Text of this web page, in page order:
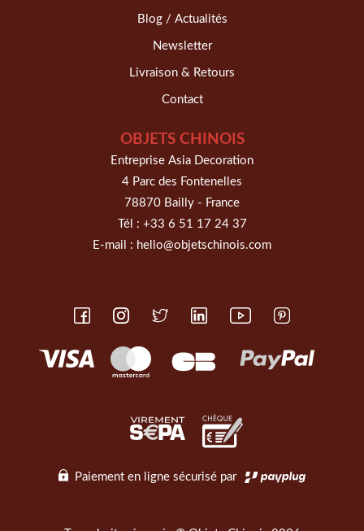
Blog / Actualités
Newsletter
Livraison & Retours
Contact
OBJETS CHINOIS
Entreprise Asia Decoration
4 Parc des Fontenelles
78870 Bailly - France
Tél : +33 6 51 17 24 37
E-mail : hello@objetschinois.com
Paiement en ligne sécurisé par